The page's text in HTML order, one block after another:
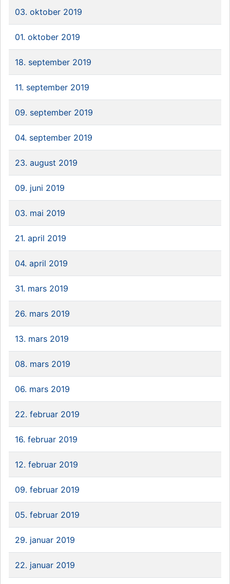
03. oktober 2019
01. oktober 2019
18. september 2019
11. september 2019
09. september 2019
04. september 2019
23. august 2019
09. juni 2019
03. mai 2019
21. april 2019
04. april 2019
31. mars 2019
26. mars 2019
13. mars 2019
08. mars 2019
06. mars 2019
22. februar 2019
16. februar 2019
12. februar 2019
09. februar 2019
05. februar 2019
29. januar 2019
22. januar 2019